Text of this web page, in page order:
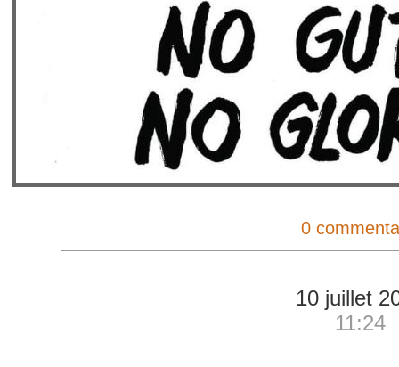
0
10 juillet
11:24